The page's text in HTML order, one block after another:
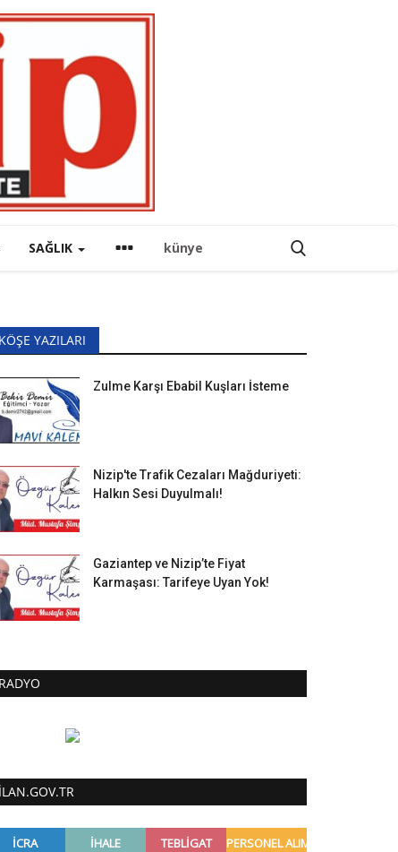
SAĞLIK künye
KÖŞE YAZILARI
Zulme Karşı Ebabil Kuşları İsteme
Nizip'te Trafik Cezaları Mağduriyeti:
Halkın Sesi Duyulmalı!
Gaziantep ve Nizip’te Fiyat
Karmaşası: Tarifeye Uyan Yok!
RADYO
ILAN.GOV.TR